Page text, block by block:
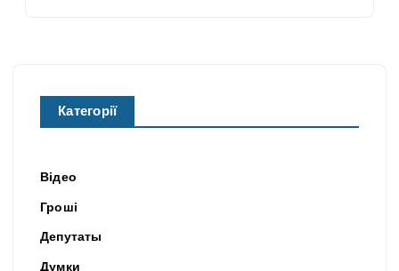
Категорії
Відео
Гроші
Депутаты
Думки